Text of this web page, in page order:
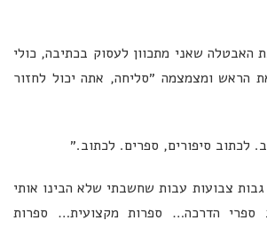
האבטלה שאני מתכוון לעסוק בכתיבה, כולי
הראש ומצמצמה ״סליחה, אתה יכול לחזור
לכתוב סיפורים, ספרים. לכתוב.״
גבות צבועות עבות שחשבתי שלא הבינו אותי
ספרי הדרכה… ספרות מקצועית… ספרות